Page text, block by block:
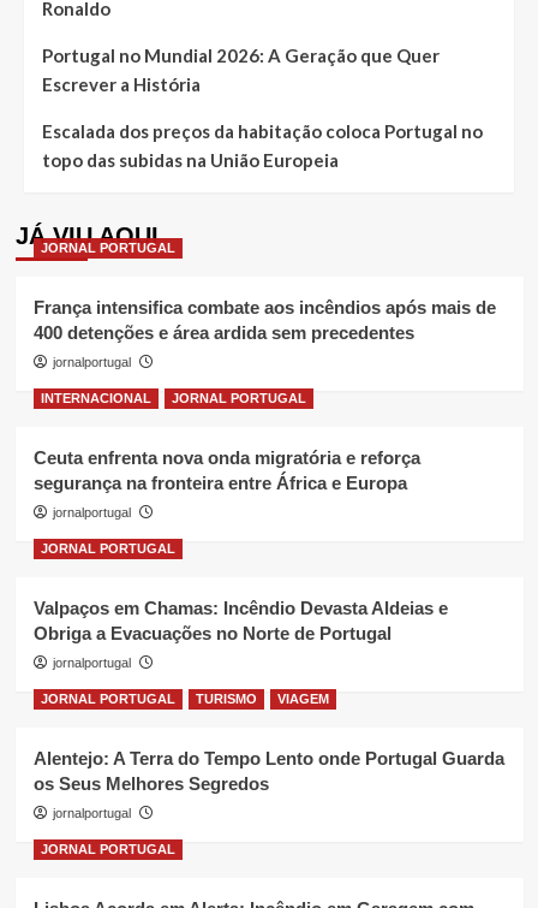
Ronaldo
Portugal no Mundial 2026: A Geração que Quer
Escrever a História
Escalada dos preços da habitação coloca Portugal no
topo das subidas na União Europeia
JÁ VIU AQUI
JORNAL PORTUGAL
França intensifica combate aos incêndios após mais de
400 detenções e área ardida sem precedentes
jornalportugal
INTERNACIONAL JORNAL PORTUGAL
Ceuta enfrenta nova onda migratória e reforça
segurança na fronteira entre África e Europa
jornalportugal
JORNAL PORTUGAL
Valpaços em Chamas: Incêndio Devasta Aldeias e
Obriga a Evacuações no Norte de Portugal
jornalportugal
JORNAL PORTUGAL TURISMO VIAGEM
Alentejo: A Terra do Tempo Lento onde Portugal Guarda
os Seus Melhores Segredos
jornalportugal
JORNAL PORTUGAL